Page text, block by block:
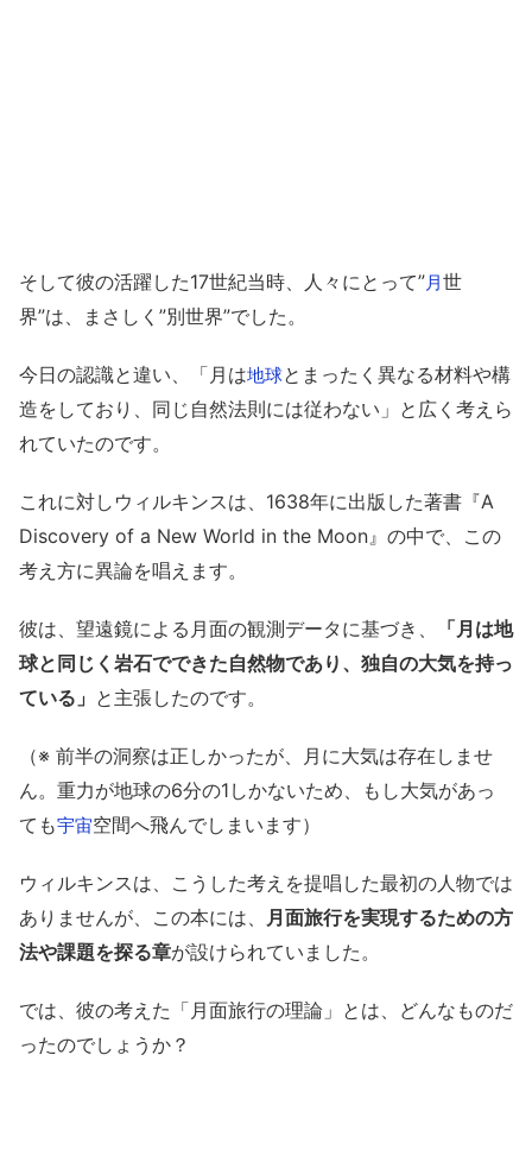
そして彼の活躍した17世紀当時、人々にとって”月世
界”は、まさしく”別世界”でした。
今日の認識と違い、「月は地球とまったく異なる材料や構
造をしており、同じ自然法則には従わない」と広く考えら
れていたのです。
これに対しウィルキンスは、1638年に出版した著書『A
Discovery of a New World in the Moon』の中で、この
考え方に異論を唱えます。
彼は、望遠鏡による月面の観測データに基づき、
「月は地
球と同じく岩石でできた自然物であり、独自の大気を持っ
ている」 と主張したのです。
（※ 前半の洞察は正しかったが、月に大気は存在しませ
ん。重力が地球の6分の1しかないため、もし大気があっ
ても宇宙空間へ飛んでしまいます）
ウィルキンスは、こうした考えを提唱した最初の人物では
ありませんが、この本には、
月面旅行を実現するための方
法や課題を探る章が設けられていました。
では、彼の考えた「月面旅行の理論」とは、どんなものだ
ったのでしょうか？